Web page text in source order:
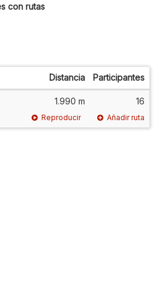
con rutas
Distancia Participantes
1.990 m 16
Reproducir Añadir ruta